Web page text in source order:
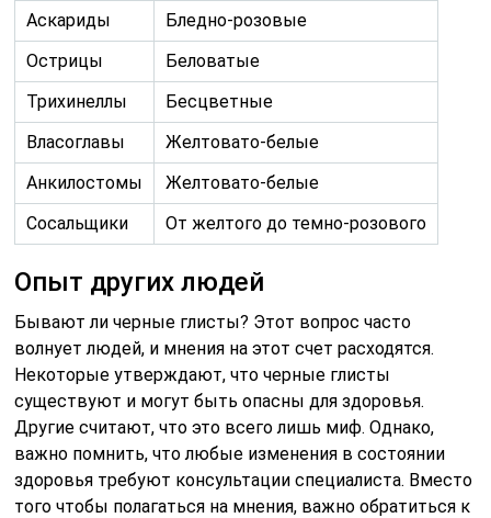
Аскариды
Бледно-розовые
Острицы
Беловатые
Трихинеллы
Бесцветные
Власоглавы
Желтовато-белые
Анкилостомы
Желтовато-белые
Сосальщики
От желтого до темно-розового
Опыт других людей
Бывают ли черные глисты? Этот вопрос часто
волнует людей, и мнения на этот счет расходятся.
Некоторые утверждают, что черные глисты
существуют и могут быть опасны для здоровья.
Другие считают, что это всего лишь миф. Однако,
важно помнить, что любые изменения в состоянии
здоровья требуют консультации специалиста. Вместо
того чтобы полагаться на мнения, важно обратиться к